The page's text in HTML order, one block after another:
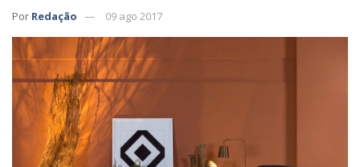
Por Redação 09 ago 2017